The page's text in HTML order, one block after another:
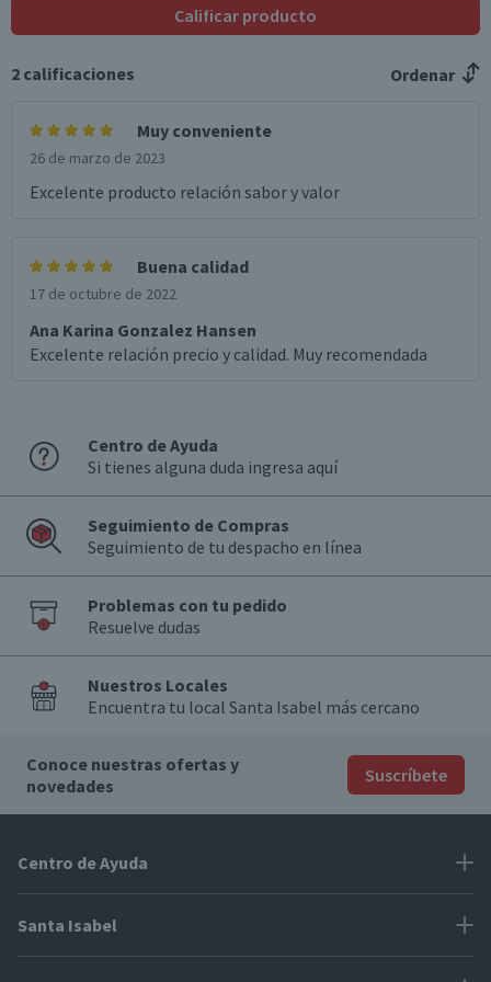
Variedad
Graduación Alcohólica
4.9°
Garantía Mínima Legal
Calificar producto
2 calificaciones Ordenar
Muy conveniente
26 de marzo de 2023
Excelente producto relación sabor y valor
Buena calidad
17 de octubre de 2022
Ana Karina Gonzalez Hansen
Excelente relación precio y calidad. Muy recomendada
Centro de Ayuda
Si tienes alguna duda ingresa aquí
Seguimiento de Compras
Seguimiento de tu despacho en línea
Problemas con tu pedido
Resuelve dudas
Nuestros Locales
Encuentra tu local Santa Isabel más cercano
Conoce nuestras ofertas y
novedades
Suscríbete
Centro de Ayuda
Problemas con tu pedido
Santa Isabel